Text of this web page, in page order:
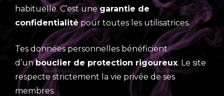
habituelle. C’est unegarantie de
confidentialitépour toutes les utilisatrices.
Tes données personnelles bénéficient
d’unbouclier de protection rigoureux. Le site
respecte strictement la vie privée de ses
membres.